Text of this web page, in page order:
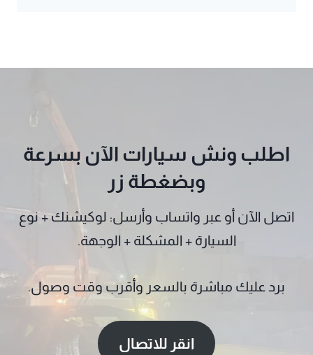
اطلب ونش سيارات الآن بسرعة
وبضغطة زر
اتصل الآن أو عبر واتساب وأرسل: لوكيشنك + نوع
السيارة + المشكلة + الوجهة.
برد عليك مباشرة بالسعر وأقرب وقت وصول.
انقر للاتصال